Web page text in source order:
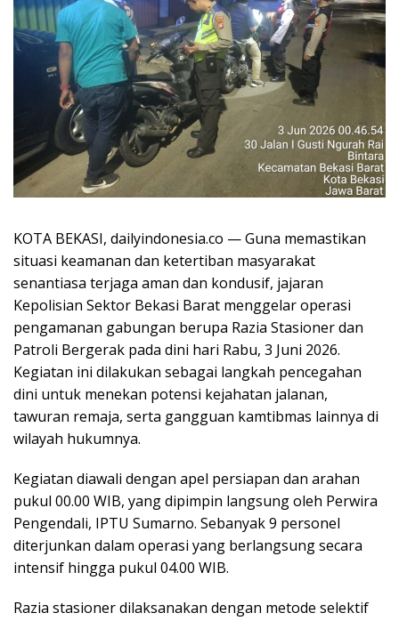
KOTA BEKASI, dailyindonesia.co — Guna memastikan
situasi keamanan dan ketertiban masyarakat
senantiasa terjaga aman dan kondusif, jajaran
Kepolisian Sektor Bekasi Barat menggelar operasi
pengamanan gabungan berupa Razia Stasioner dan
Patroli Bergerak pada dini hari Rabu, 3 Juni 2026.
Kegiatan ini dilakukan sebagai langkah pencegahan
dini untuk menekan potensi kejahatan jalanan,
tawuran remaja, serta gangguan kamtibmas lainnya di
wilayah hukumnya.
Kegiatan diawali dengan apel persiapan dan arahan
pukul 00.00 WIB, yang dipimpin langsung oleh Perwira
Pengendali, IPTU Sumarno. Sebanyak 9 personel
diterjunkan dalam operasi yang berlangsung secara
intensif hingga pukul 04.00 WIB.
Razia stasioner dilaksanakan dengan metode selektif